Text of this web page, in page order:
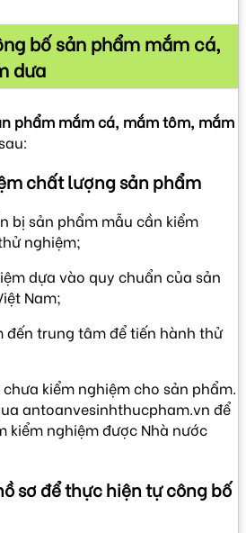
bố sản phẩm mắm cá,
dưa
phẩm mắm cá, mắm tôm, mắm
chất lượng sản phẩm
bị sản phẩm mẫu cần kiểm
nghiệm;
dựa vào quy chuẩn của sản
Nam;
đến trung tâm để tiến hành thử
kiểm nghiệm cho sản phẩm.
antoanvesinhthucpham.vn để
kiểm nghiệm được Nhà nước
sơ để thực hiện tự công bố